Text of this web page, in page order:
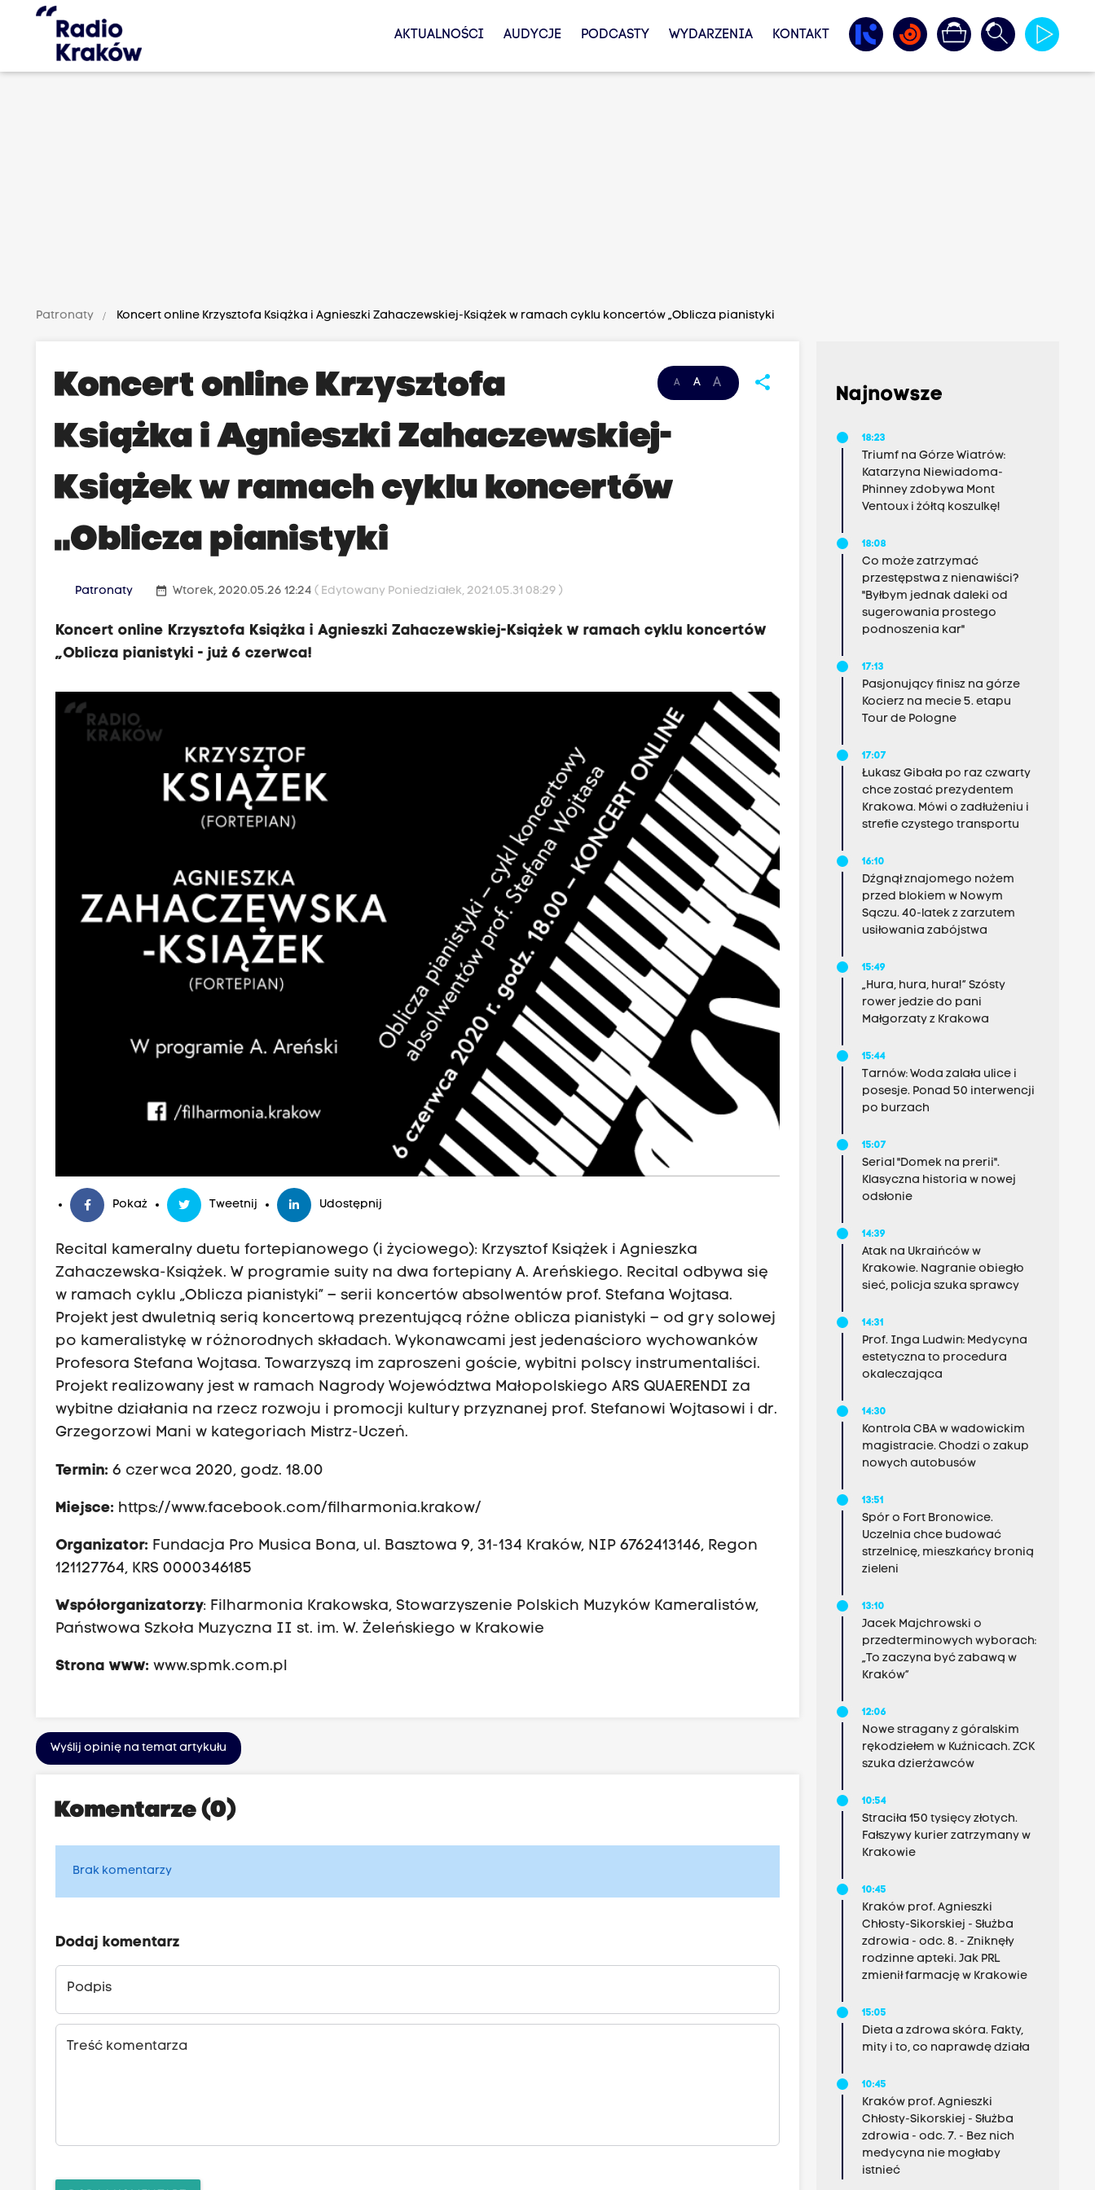
AKTUALNOŚCI AUDYCJE PODCASTY WYDARZENIA KONTAKT
Patronaty Koncert online Krzysztofa Książka i Agnieszki Zahaczewskiej-Książek w ramach cyklu koncertów „Oblicza pianistyki
A A A share
Koncert online Krzysztofa
Książka i Agnieszki Zahaczewskiej-
Książek w ramach cyklu koncertów
„Oblicza pianistyki
Patronaty date_range Wtorek, 2020.05.26 12:24( Edytowany Poniedziałek, 2021.05.31 08:29 )
Koncert online Krzysztofa Książka i Agnieszki Zahaczewskiej-Książek w ramach cyklu koncertów
„Oblicza pianistyki - już 6 czerwca!
Pokaż Tweetnij Udostępnij
Recital kameralny duetu fortepianowego (i życiowego): Krzysztof Książek i Agnieszka
Zahaczewska-Książek. W programie suity na dwa fortepiany A. Areńskiego. Recital odbywa się
w ramach cyklu „Oblicza pianistyki” – serii koncertów absolwentów prof. Stefana Wojtasa.
Projekt jest dwuletnią serią koncertową prezentującą różne oblicza pianistyki – od gry solowej
po kameralistykę w różnorodnych składach. Wykonawcami jest jedenaścioro wychowanków
Profesora Stefana Wojtasa. Towarzyszą im zaproszeni goście, wybitni polscy instrumentaliści.
Projekt realizowany jest w ramach Nagrody Województwa Małopolskiego ARS QUAERENDI za
wybitne działania na rzecz rozwoju i promocji kultury przyznanej prof. Stefanowi Wojtasowi i dr.
Grzegorzowi Mani w kategoriach Mistrz-Uczeń.
Termin: 6 czerwca 2020, godz. 18.00
Miejsce: https://www.facebook.com/filharmonia.krakow/
Organizator: Fundacja Pro Musica Bona, ul. Basztowa 9, 31-134 Kraków, NIP 6762413146, Regon
121127764, KRS 0000346185
Współorganizatorzy: Filharmonia Krakowska, Stowarzyszenie Polskich Muzyków Kameralistów,
Państwowa Szkoła Muzyczna II st. im. W. Żeleńskiego w Krakowie
Strona www:www.spmk.com.pl
Wyślij opinię na temat artykułu
Komentarze (0)
Brak komentarzy
Dodaj komentarz
Podpis
Treść komentarza
Najnowsze
18:23
Triumf na Górze Wiatrów:
Katarzyna Niewiadoma-
Phinney zdobywa Mont
Ventoux i żółtą koszulkę!
18:08
Co może zatrzymać
przestępstwa z nienawiści?
"Byłbym jednak daleki od
sugerowania prostego
podnoszenia kar"
17:13
Pasjonujący finisz na górze
Kocierz na mecie 5. etapu
Tour de Pologne
17:07
Łukasz Gibała po raz czwarty
chce zostać prezydentem
Krakowa. Mówi o zadłużeniu i
strefie czystego transportu
16:10
Dźgnął znajomego nożem
przed blokiem w Nowym
Sączu. 40-latek z zarzutem
usiłowania zabójstwa
15:49
„Hura, hura, hura!” Szósty
rower jedzie do pani
Małgorzaty z Krakowa
15:44
Tarnów: Woda zalała ulice i
posesje. Ponad 50 interwencji
po burzach
15:07
Serial "Domek na prerii".
Klasyczna historia w nowej
odsłonie
14:39
Atak na Ukraińców w
Krakowie. Nagranie obiegło
sieć, policja szuka sprawcy
14:31
Prof. Inga Ludwin: Medycyna
estetyczna to procedura
okaleczająca
14:30
Kontrola CBA w wadowickim
magistracie. Chodzi o zakup
nowych autobusów
13:51
Spór o Fort Bronowice.
Uczelnia chce budować
strzelnicę, mieszkańcy bronią
zieleni
13:10
Jacek Majchrowski o
przedterminowych wyborach:
„To zaczyna być zabawą w
Kraków”
12:06
Nowe stragany z góralskim
rękodziełem w Kuźnicach. ZCK
szuka dzierżawców
10:54
Straciła 150 tysięcy złotych.
Fałszywy kurier zatrzymany w
Krakowie
10:45
Kraków prof. Agnieszki
Chłosty-Sikorskiej - Służba
zdrowia - odc. 8. - Zniknęły
rodzinne apteki. Jak PRL
zmienił farmację w Krakowie
15:05
Dieta a zdrowa skóra. Fakty,
mity i to, co naprawdę działa
10:45
Kraków prof. Agnieszki
Chłosty-Sikorskiej - Służba
zdrowia - odc. 7. - Bez nich
medycyna nie mogłaby
istnieć